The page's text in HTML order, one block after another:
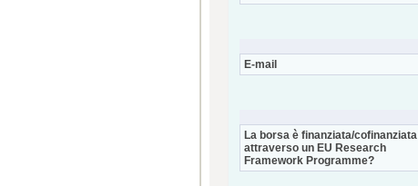
E-mail
La borsa è finanziata/cofinanziata
attraverso un EU Research
Framework Programme?